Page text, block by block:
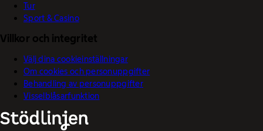
Tur
Sport & Casino
Villkor och integritet
Välj dina cookieinställningar
Om cookies och personuppgifter
Behandling av personuppgifter
Visselblåsarfunktion